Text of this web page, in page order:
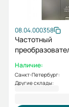
08.04.000358
Частотный
315/355кВт
Наличие:
Санкт-Петербург:
Другие склады: